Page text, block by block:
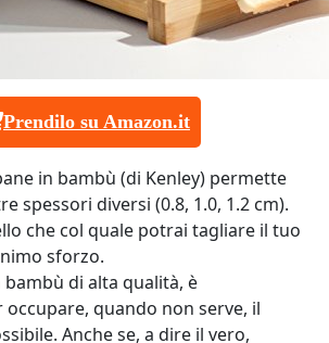
Prendilo su Amazon.it
in bambù (di Kenley) permette
spessori diversi (0.8, 1.0, 1.2 cm).
che col quale potrai tagliare il tuo
sforzo.
bambù di alta qualità, è
quando non serve, il
Anche se, a dire il vero,